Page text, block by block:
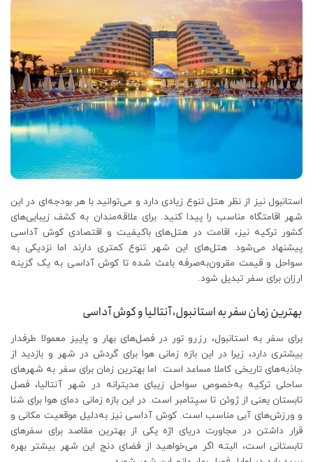
استانبول نیز از نظر هتل تنوع زیادی دارد و می‌توانید با هر بودجه‌ای در این
شهر اقامتگاه مناسب را پیدا کنید. برای علاقه‌مندان به کشف زیبایی‌های
کشور ترکیه نیز، اقامت در هتل‌های باکیفیت و اقتصادی کوش آداسی
پیشنهاد می‌شود. هتل‌های این شهر تنوع کمتری دارند اما نزدیکی به
سواحل و قیمت مقرون‌به‌صرفه باعث شده تا کوش آداسی به یک گزینه
ارزان برای سفر تبدیل شود.
بهترین زمان سفر به استانبول، آنتالیا و کوش آداسی
برای سفر به استانبول، رزرو تور در فصل‌های بهار و پاییز معمولا طرفدار
بیشتری دارد، زیرا در این بازه زمانی هوا برای گردش در شهر و بازدید از
جاذبه‌های تاریخی کاملا مساعد است. اما بهترین زمان برای سفر به شهرهای
ساحلی ترکیه به‌خصوص سواحل زیبای مدیترانه در شهر آنتالیا، فصل
تابستان یعنی از ژوئن تا سپتامبر است. در این بازه زمانی دمای هوا برای شنا
و ورزش‌های آبی مناسب است. کوش آداسی نیز به‌دلیل موقعیت مکانی و
قرار داشتن در مجاورت دریای اژه یکی از بهترین مقاصد برای سفرهای
تابستانی است، البته اگر می‌خواهید از فضای دنج این شهر بیشتر بهره‌